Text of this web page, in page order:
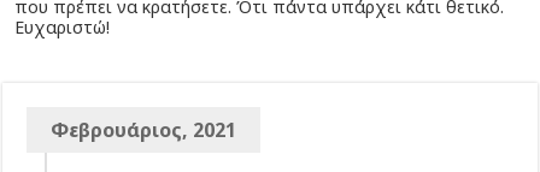
που πρέπει να κρατήσετε. Ότι πάντα υπάρχει κάτι θετικό.
Ευχαριστώ!
Φεβρουάριος, 2021